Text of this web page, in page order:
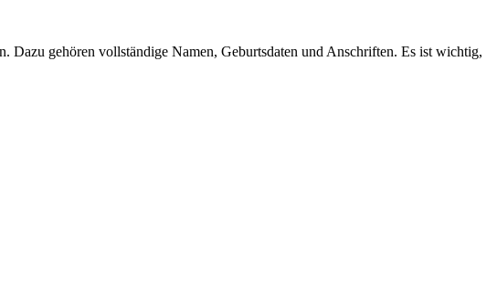
Dazu gehören vollständige Namen, Geburtsdaten und Anschriften. Es ist wichtig,